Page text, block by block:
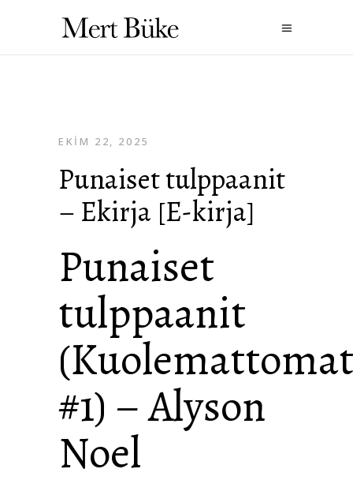
EKIM 22, 2025
Punaiset tulppaanit
– Ekirja [E-kirja]
Punaiset
tulppaanit
#1) – Alyson
Noel